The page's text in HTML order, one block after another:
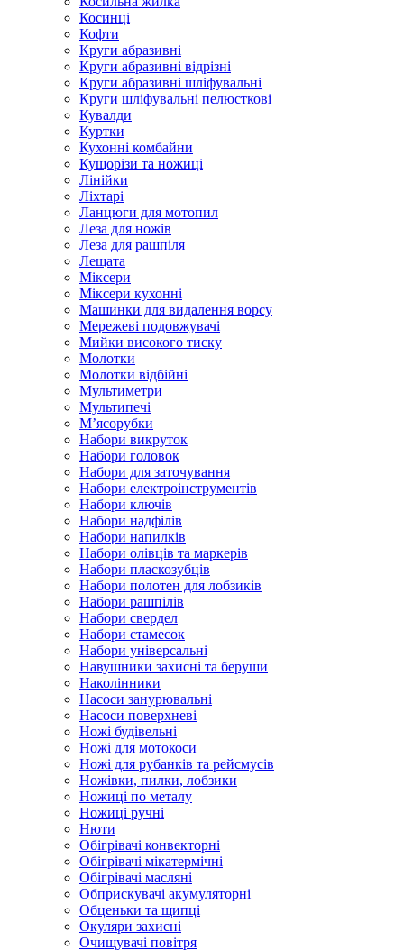
Косинці
Кофти
Круги абразивні
Круги абразивні відрізні
Круги абразивні шліфувальні
Круги шліфувальні пелюсткові
Кувалди
Куртки
Кухонні комбайни
Кущорізи та ножиці
Лінійки
Ліхтарі
Ланцюги для мотопил
Леза для ножів
Леза для рашпіля
Лещата
Міксери
Міксери кухонні
Машинки для видалення ворсу
Мережеві подовжувачі
Мийки високого тиску
Молотки
Молотки відбійні
Мультиметри
Мультипечі
М’ясорубки
Набори викруток
Набори головок
Набори для заточування
Набори електроінструментів
Набори ключів
Набори надфілів
Набори напилків
Набори олівців та маркерів
Набори пласкозубців
Набори полотен для лобзиків
Набори рашпілів
Набори свердел
Набори стамесок
Набори універсальні
Навушники захисні та беруши
Наколінники
Насоси занурювальні
Насоси поверхневі
Ножі будівельні
Ножі для мотокоси
Ножі для рубанків та рейсмусів
Ножівки, пилки, лобзики
Ножиці по металу
Ножиці ручні
Нюти
Обігрівачі конвекторні
Обігрівачі мікатермічні
Обігрівачі масляні
Обприскувачі акумуляторні
Обценьки та щипці
Окуляри захисні
Очищувачі повітря